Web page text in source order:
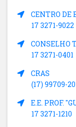
CENTRO DE
17 3271-9022
CONSELHO
17 3271-0401
CRAS
(17) 99709-
E.E. PROF.
17 3271-1210